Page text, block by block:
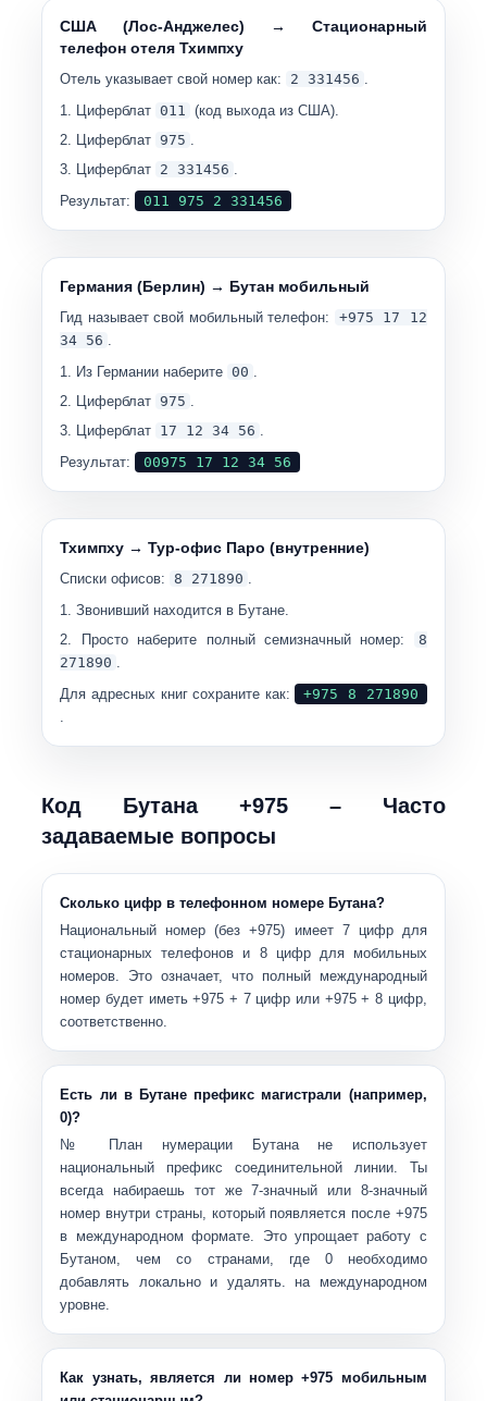
США (Лос-Анджелес) → Стационарный
телефон отеля Тхимпху
Отель указывает свой номер как: 2 331456 .
Циферблат 011 (код выхода из США).
Циферблат 975 .
Циферблат 2 331456 .
Результат:
011 975 2 331456
Германия (Берлин) → Бутан мобильный
Гид называет свой мобильный телефон:
+975 17 12
34 56 .
Из Германии наберите 00 .
Циферблат 975 .
Циферблат 17 12 34 56 .
Результат:
00975 17 12 34 56
Тхимпху → Тур-офис Паро (внутренние)
Списки офисов: 8 271890 .
Звонивший находится в Бутане.
Просто наберите полный семизначный номер:
8
271890 .
Для адресных книг сохраните как:
+975 8 271890
.
Код Бутана +975 – Часто
задаваемые вопросы
Сколько цифр в телефонном номере Бутана?
Национальный номер (без +975) имеет 7 цифр для
стационарных телефонов и 8 цифр для мобильных
номеров. Это означает, что полный международный
номер будет иметь+975 + 7 цифр или +975 + 8 цифр,
соответственно.
Есть ли в Бутане префикс магистрали (например,
0)?
№ План нумерации Бутана не использует
национальный префикс соединительной линии. Ты
всегда набираешь тот же 7-значный или 8-значный
номер внутри страны, который появляется после +975
в международном формате. Это упрощает работу с
Бутаном, чем со странами, где 0 необходимо
добавлять локально и удалять. на международном
уровне.
Как узнать, является ли номер +975 мобильным